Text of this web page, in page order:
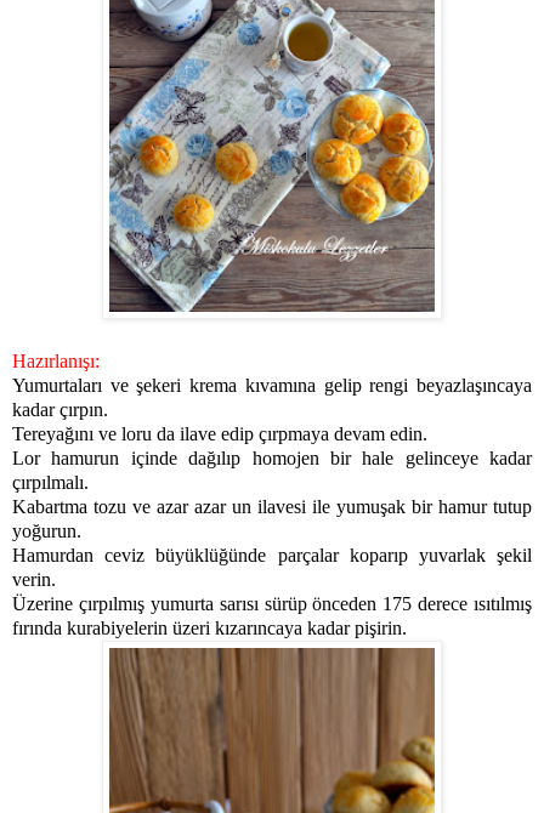
Hazırlanışı:
Yumurtaları ve şekeri krema kıvamına gelip rengi beyazlaşıncaya
kadar çırpın.
Tereyağını ve loru da ilave edip çırpmaya devam edin.
Lor hamurun içinde dağılıp homojen bir hale gelinceye kadar
çırpılmalı.
Kabartma tozu ve azar azar un ilavesi ile yumuşak bir hamur tutup
yoğurun.
Hamurdan ceviz büyüklüğünde parçalar koparıp yuvarlak şekil
verin.
Üzerine çırpılmış yumurta sarısı sürüp önceden 175 derece ısıtılmış
fırında kurabiyelerin üzeri kızarıncaya kadar pişirin.